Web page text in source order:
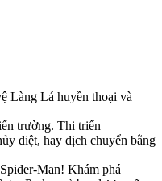
Làng Lá huyền thoại và
trường. Thi triển
diệt, hay dịch chuyển bằng
Man! Khám phá